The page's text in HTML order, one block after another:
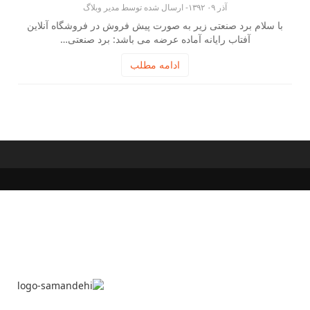
آذر ۰۹ ۱۳۹۲- ارسال شده توسط مدیر وبلاگ
با سلام برد صنعتی زیر به صورت پیش فروش در فروشگاه آنلاین
آفتاب رایانه آماده عرضه می باشد: برد صنعتی…
ادامه مطلب